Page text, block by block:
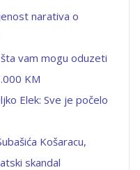
narativa o
vam mogu oduzeti
KM
Elek: Sve je počelo
Košaracu,
skandal